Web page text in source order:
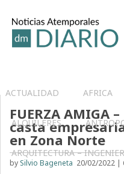
ACTUALIDAD AFRICA
ALQUILERES
ARQUITECTURA –
FUERZA AMIGA
casta
en Zona Norte
by Silvio Bageneta 20/02/2022 |